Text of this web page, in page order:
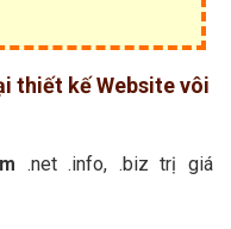
thiết kế Website vôi
.net .info, .biz trị giá